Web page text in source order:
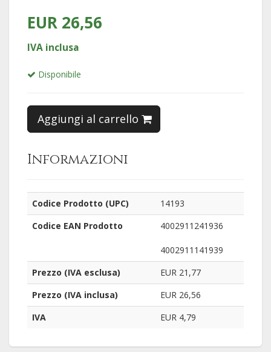
EUR 26,56
IVA inclusa
Disponibile
Aggiungi al carrello
Informazioni
Codice Prodotto (UPC)
14193
Codice EAN Prodotto
4002911241936
4002911141939
Prezzo (IVA esclusa)
EUR 21,77
Prezzo (IVA inclusa)
EUR 26,56
IVA
EUR 4,79